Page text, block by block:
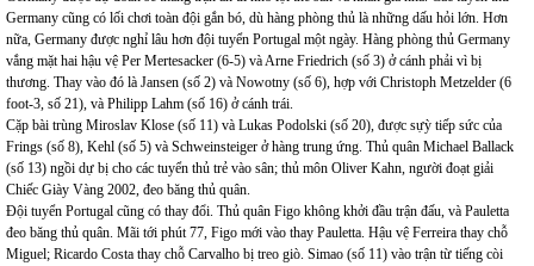
Germany cũng có lối chơi toàn đội gắn bó, dù hàng phòng thủ là những dấu hỏi lớn. Hơn
nữa, Germany được nghỉ lâu hơn đội tuyển Portugal một ngày. Hàng phòng thủ Germany
vắng mặt hai hậu vệ Per Mertesacker (6-5) và Arne Friedrich (số 3) ở cánh phải vì bị
thương. Thay vào đó là Jansen (số 2) và Nowotny (số 6), hợp với Christoph Metzelder (6
foot-3, số 21), và Philipp Lahm (số 16) ở cánh trái.
Cặp bài trùng Miroslav Klose (số 11) và Lukas Podolski (số 20), được sựỳ tiếp sức của
Frings (số 8), Kehl (số 5) và Schweinsteiger ở hàng trung ứng. Thủ quân Michael Ballack
(số 13) ngồi dự bị cho các tuyển thủ trẻ vào sân; thủ môn Oliver Kahn, người đoạt giải
Chiếc Giày Vàng 2002, đeo băng thủ quân.
Đội tuyển Portugal cũng có thay đổi. Thủ quân Figo không khởi đầu trận đấu, và Pauletta
đeo băng thủ quân. Mãi tới phút 77, Figo mới vào thay Pauletta. Hậu vệ Ferreira thay chỗ
Miguel; Ricardo Costa thay chỗ Carvalho bị treo giò. Simao (số 11) vào trận từ tiếng còi